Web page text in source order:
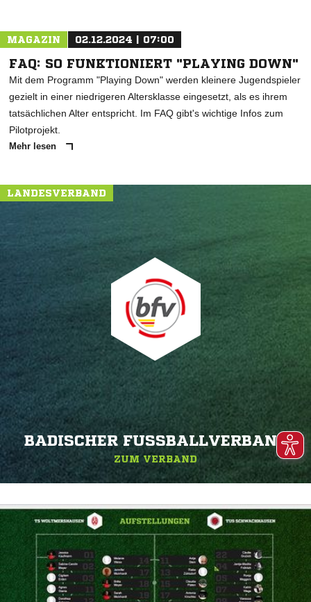
MAGAZIN 02.12.2024 | 07:00
FAQ: SO FUNKTIONIERT "PLAYING DOWN"
Mit dem Programm "Playing Down" werden kleinere Jugendspieler
gezielt in einer niedrigeren Altersklasse eingesetzt, als es ihrem
tatsächlichen Alter entspricht. Im FAQ gibt's wichtige Infos zum
Pilotprojekt.
Mehr lesen
LANDESVERBAND
BADISCHER FUSSBALLVERBAND
ZUM VERBAND